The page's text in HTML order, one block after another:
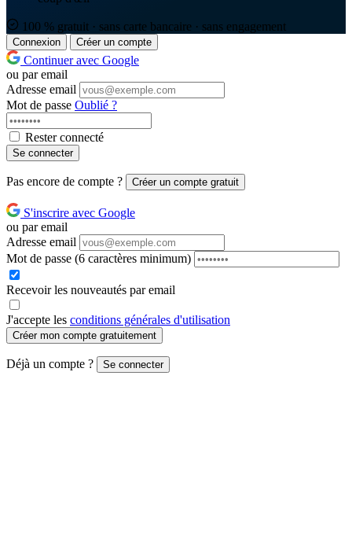
100 % gratuit · sans carte bancaire · sans engagement
Connexion Créer un compte
Continuer avec Google
ou par email
Adresse email
Mot de passe Oublié ?
Rester connecté
Se connecter
Pas encore de compte ? Créer un compte gratuit
S'inscrire avec Google
ou par email
Adresse email
Mot de passe (6 caractères minimum)
Recevoir les nouveautés par email
J'accepte les conditions générales d'utilisation
Créer mon compte gratuitement
Déjà un compte ? Se connecter